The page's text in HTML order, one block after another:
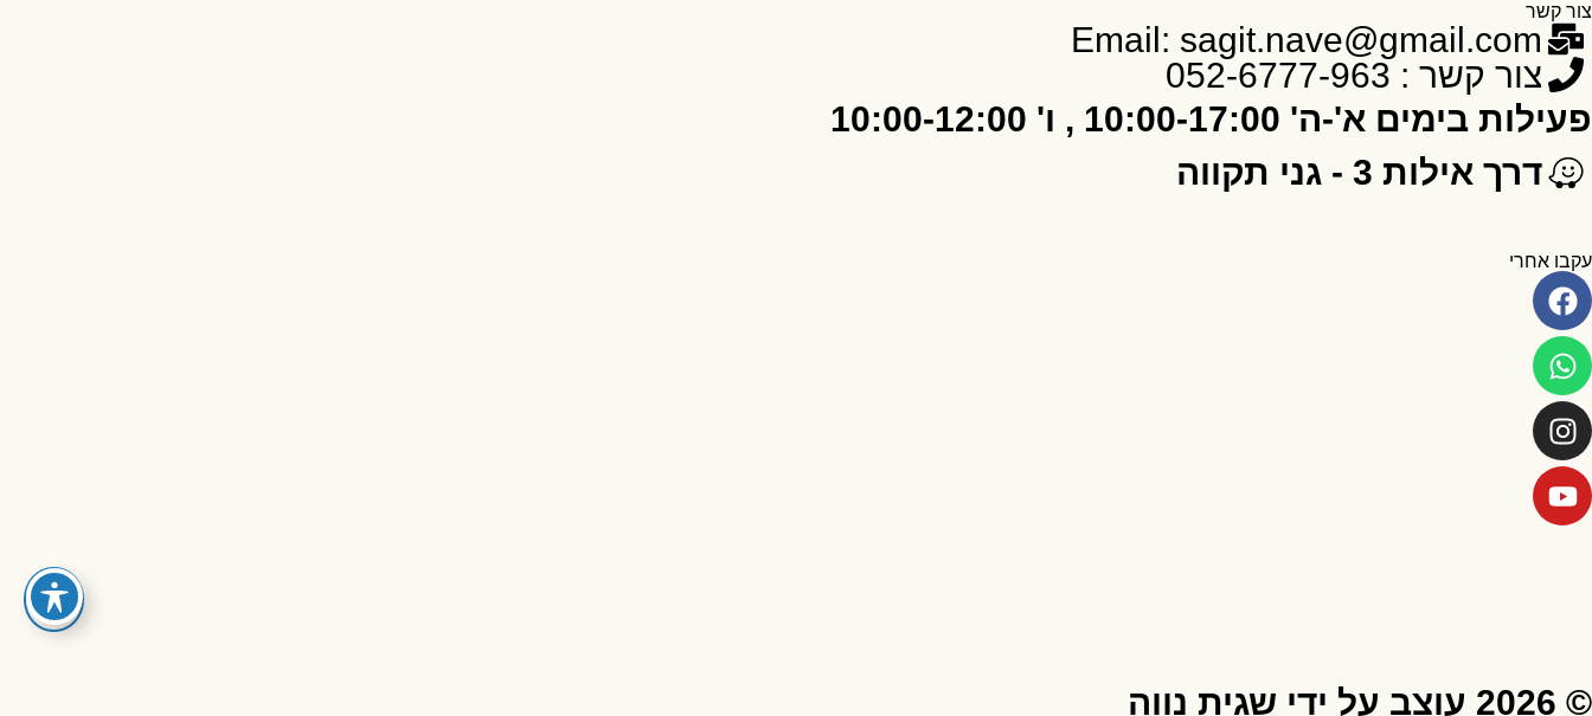
צור קשר
Email: sagit.nave@gmail.com
צור קשר : 052-6777-963
פעילות בימים א'-ה' 10:00-17:00 , ו' 10:00-12:00
דרך אילות 3 - גני תקווה
עקבו אחרי
© 2026 עוצב על ידי שגית נווה